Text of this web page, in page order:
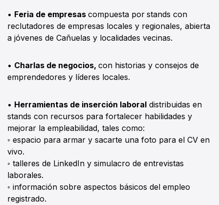
• Feria de empresas compuesta por stands con
reclutadores de empresas locales y regionales, abierta
a jóvenes de Cañuelas y localidades vecinas.
• Charlas de negocios, con historias y consejos de
emprendedores y líderes locales.
• Herramientas de inserción laboral distribuidas en
stands con recursos para fortalecer habilidades y
mejorar la empleabilidad, tales como:
◦ espacio para armar y sacarte una foto para el CV en
vivo.
◦ talleres de LinkedIn y simulacro de entrevistas
laborales.
◦ información sobre aspectos básicos del empleo
registrado.